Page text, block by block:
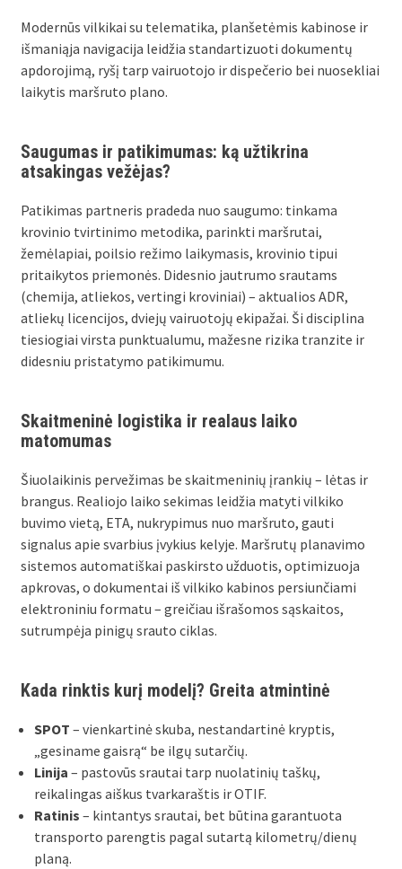
Modernūs vilkikai su telematika, planšetėmis kabinose ir
išmaniąja navigacija leidžia standartizuoti dokumentų
apdorojimą, ryšį tarp vairuotojo ir dispečerio bei nuosekliai
laikytis maršruto plano.
Saugumas ir patikimumas: ką užtikrina
atsakingas vežėjas?
Patikimas partneris pradeda nuo saugumo: tinkama
krovinio tvirtinimo metodika, parinkti maršrutai,
žemėlapiai, poilsio režimo laikymasis, krovinio tipui
pritaikytos priemonės. Didesnio jautrumo srautams
(chemija, atliekos, vertingi kroviniai) – aktualios ADR,
atliekų licencijos, dviejų vairuotojų ekipažai. Ši disciplina
tiesiogiai virsta punktualumu, mažesne rizika tranzite ir
didesniu pristatymo patikimumu.
Skaitmeninė logistika ir realaus laiko
matomumas
Šiuolaikinis pervežimas be skaitmeninių įrankių – lėtas ir
brangus. Realiojo laiko sekimas leidžia matyti vilkiko
buvimo vietą, ETA, nukrypimus nuo maršruto, gauti
signalus apie svarbius įvykius kelyje. Maršrutų planavimo
sistemos automatiškai paskirsto užduotis, optimizuoja
apkrovas, o dokumentai iš vilkiko kabinos persiunčiami
elektroniniu formatu – greičiau išrašomos sąskaitos,
sutrumpėja pinigų srauto ciklas.
Kada rinktis kurį modelį? Greita atmintinė
SPOT – vienkartinė skuba, nestandartinė kryptis,
„gesiname gaisrą“ be ilgų sutarčių.
Linija – pastovūs srautai tarp nuolatinių taškų,
reikalingas aiškus tvarkaraštis ir OTIF.
Ratinis – kintantys srautai, bet būtina garantuota
transporto parengtis pagal sutartą kilometrų/dienų
planą.